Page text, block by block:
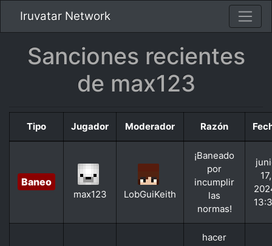
Iruvatar Network
Sanciones recientes
de max123
Tipo Jugador Moderador Razón
Baneo
max123 LobGuiKeith
¡Baneado
por
incumplir
las
normas!
17,
hacer